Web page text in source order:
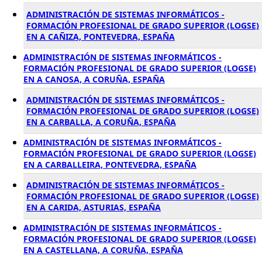
ADMINISTRACIÓN DE SISTEMAS INFORMÁTICOS -
FORMACIÓN PROFESIONAL DE GRADO SUPERIOR (LOGSE)
EN A CAÑIZA, PONTEVEDRA, ESPAÑA
ADMINISTRACIÓN DE SISTEMAS INFORMÁTICOS -
FORMACIÓN PROFESIONAL DE GRADO SUPERIOR (LOGSE)
EN A CANOSA, A CORUÑA, ESPAÑA
ADMINISTRACIÓN DE SISTEMAS INFORMÁTICOS -
FORMACIÓN PROFESIONAL DE GRADO SUPERIOR (LOGSE)
EN A CARBALLA, A CORUÑA, ESPAÑA
ADMINISTRACIÓN DE SISTEMAS INFORMÁTICOS -
FORMACIÓN PROFESIONAL DE GRADO SUPERIOR (LOGSE)
EN A CARBALLEIRA, PONTEVEDRA, ESPAÑA
ADMINISTRACIÓN DE SISTEMAS INFORMÁTICOS -
FORMACIÓN PROFESIONAL DE GRADO SUPERIOR (LOGSE)
EN A CARIDA, ASTURIAS, ESPAÑA
ADMINISTRACIÓN DE SISTEMAS INFORMÁTICOS -
FORMACIÓN PROFESIONAL DE GRADO SUPERIOR (LOGSE)
EN A CASTELLANA, A CORUÑA, ESPAÑA